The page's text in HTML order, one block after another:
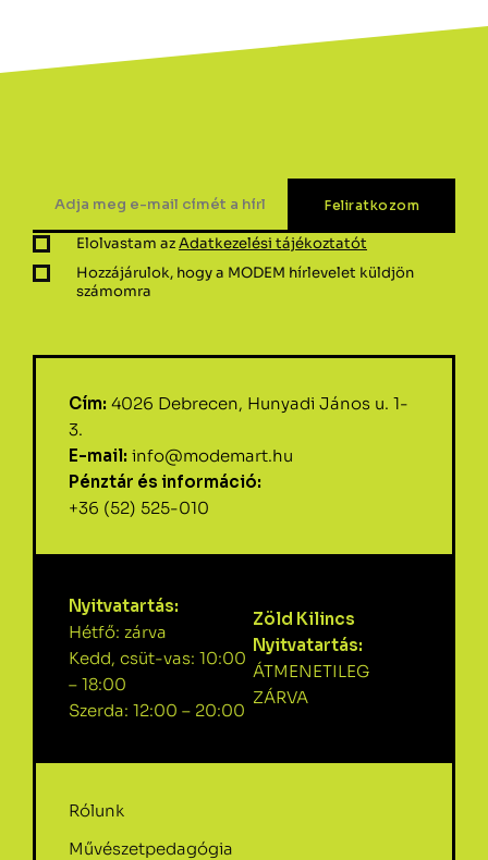
Elolvastam azAdatkezelési tájékoztatót
Hozzájárulok, hogy a MODEM hírlevelet küldjön
számomra
Cím: 4026 Debrecen, Hunyadi János u. 1-
3.
E-mail: info@modemart.hu
Pénztár és információ:
+36 (52) 525-010
Nyitvatartás:
Hétfő: zárva
Kedd, csüt-vas: 10:00
– 18:00
Szerda: 12:00 – 20:00
Zöld Kilincs
Nyitvatartás:
ÁTMENETILEG
ZÁRVA
Rólunk
Művészetpedagógia